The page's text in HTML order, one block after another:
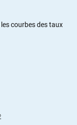
courbes des taux